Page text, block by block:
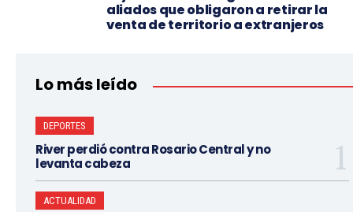
aliados que obligaron a retirar la
venta de territorio a extranjeros
Lo más leído
DEPORTES
River perdió contra Rosario Central y no
levanta cabeza
ACTUALIDAD